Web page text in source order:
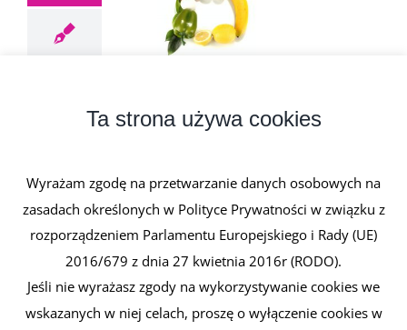
19 stycznia, 2021 | 0 komentarzy
związkami azotowymi. Wszystkie [...]
Ta strona używa cookies
Wyrażam zgodę na przetwarzanie danych osobowych na
zasadach określonych w Polityce Prywatności w związku z
rozporządzeniem Parlamentu Europejskiego i Rady (UE)
2016/679 z dnia 27 kwietnia 2016r (RODO).
Jeśli nie wyrażasz zgody na wykorzystywanie cookies we
wskazanych w niej celach, proszę o wyłączenie cookies w